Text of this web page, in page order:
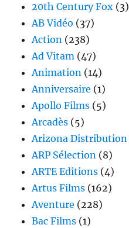
20th Century Fox (3)
AB Vidéo (37)
Action (238)
Ad Vitam (47)
Animation (14)
Anniversaire (1)
Apollo Films (5)
Arcadès (5)
Arizona Distribution
ARP Sélection (8)
ARTE Editions (4)
Artus Films (162)
Aventure (228)
Bac Films (1)